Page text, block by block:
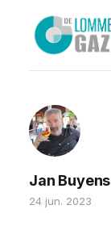
Jan Buyens
24 jun. 2023